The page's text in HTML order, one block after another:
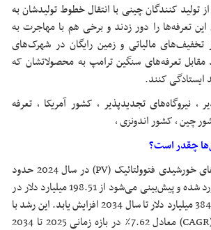
تولید کنندگان چینی با انتقال خطوط تولیدشان به
تعرفه‌ها را دور زدند و برخی هم با مهاجرت به
تخفیف‌های مالیاتی و زمین رایگان در شهرک‌های
مقابل تعرفه‌های سنگین ترامپ به محصولاتشان که
ایستادگی کنند.
چقدر است؟
اندازه بازار جهانی پنل‌های خورشیدی فتوولتائیک (PV) در سال 2024 حدود
184.29 میلیارد دلار برآورد شده و پیش‌بینی می‌شود از 198.51 میلیارد دلار در
سال 2025 به حدود 384.44 میلیارد دلار تا سال 2034 افزایش یابد. این رشد با
نرخ رشد سالانه مرکب (CAGR) معادل 7.62٪ در بازه زمانی 2025 تا 2034